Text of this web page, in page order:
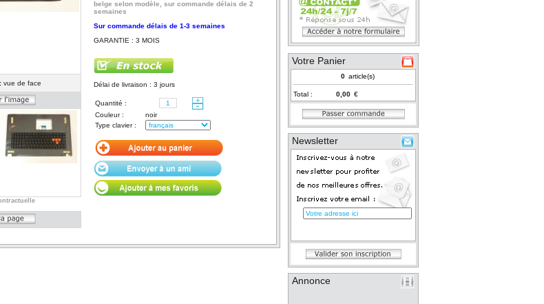
vue de face
belge selon modèle, sur commande délais de 2
semaines
Sur commande délais de 1-3 semaines
GARANTIE : 3 MOIS
Délai de livraison : 3 jours
Quantité :
Couleur :
noir
Type clavier :
Votre Panier
article(s)
Total : €
Newsletter
Annonce